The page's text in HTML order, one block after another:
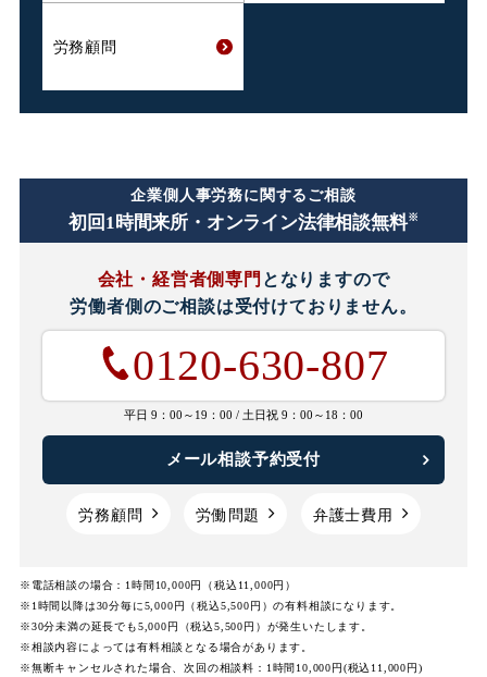
労務顧問
企業側人事労務に関するご相談
初回1時間来所・オンライン法律相談無料※
会社・経営者側専門 となりますので
労働者側のご相談は受付けておりません。
0120-630-807
平日 9：00～19：00 / 土日祝 9：00～18：00
メール相談予約受付
労務顧問 労働問題 弁護士費用
※電話相談の場合：1時間10,000円（税込11,000円）
※1時間以降は30分毎に5,000円（税込5,500円）の有料相談になります。
※30分未満の延長でも5,000円（税込5,500円）が発生いたします。
※相談内容によっては有料相談となる場合があります。
※無断キャンセルされた場合、次回の相談料：1時間10,000円(税込11,000円)